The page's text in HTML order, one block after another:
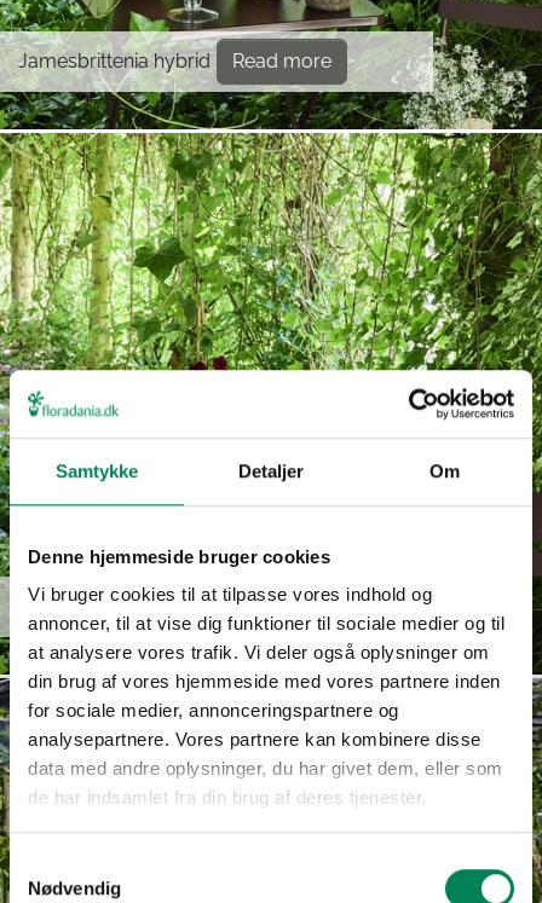
Samtykke Detaljer Om
Denne hjemmeside bruger cookies
Vi bruger cookies til at tilpasse vores indhold og
annoncer, til at vise dig funktioner til sociale medier og til
at analysere vores trafik. Vi deler også oplysninger om
din brug af vores hjemmeside med vores partnere inden
for sociale medier, annonceringspartnere og
analysepartnere. Vores partnere kan kombinere disse
data med andre oplysninger, du har givet dem, eller som
de har indsamlet fra din brug af deres tjenester.
Samtykkevalg
Nødvendig
Jamesbrittenia hybrid Read more
Euphorbia
hypericifolia
Read more